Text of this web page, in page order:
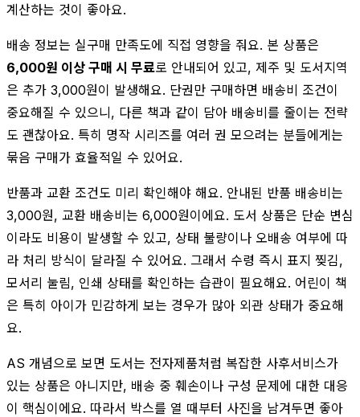
계산하는 것이 좋아요.
배송 정보는 실구매 만족도에 직접 영향을 줘요. 본 상품은
6,000원 이상 구매 시 무료로 안내되어 있고, 제주 및 도서지역
은 추가 3,000원이 발생해요. 단권만 구매하면 배송비 조건이
중요해질 수 있으니, 다른 책과 같이 담아 배송비를 줄이는 전략
도 괜찮아요. 특히 명작 시리즈를 여러 권 모으려는 분들에게는
묶음 구매가 효율적일 수 있어요.
반품과 교환 조건도 미리 확인해야 해요. 안내된 반품 배송비는
3,000원, 교환 배송비는 6,000원이에요. 도서 상품은 단순 변심
이라도 비용이 발생할 수 있고, 상태 불량이나 오배송 여부에 따
라 처리 방식이 달라질 수 있어요. 그래서 수령 즉시 표지 찢김,
모서리 눌림, 인쇄 상태를 확인하는 습관이 필요해요. 어린이 책
은 특히 아이가 민감하게 보는 경우가 많아 외관 상태가 중요해
요.
AS 개념으로 보면 도서는 전자제품처럼 복잡한 사후서비스가
있는 상품은 아니지만, 배송 중 훼손이나 구성 문제에 대한 대응
이 핵심이에요. 따라서 박스를 열 때부터 사진을 남겨두면 좋아